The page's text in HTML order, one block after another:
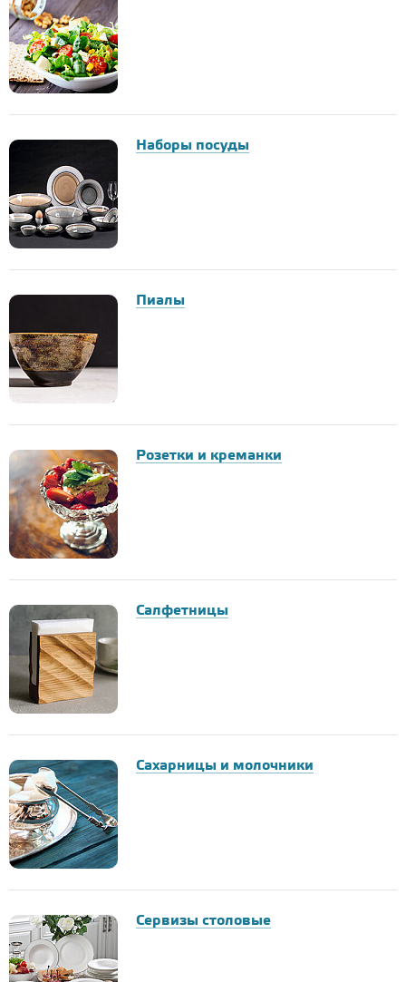
Наборы посуды
Пиалы
Розетки и креманки
Салфетницы
Сахарницы и молочники
Сервизы столовые